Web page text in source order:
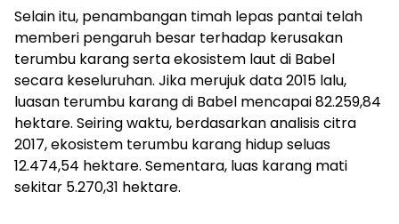
Selain itu, penambangan timah lepas pantai telah
memberi pengaruh besar terhadap kerusakan
terumbu karang serta ekosistem laut di Babel
secara keseluruhan. Jika merujuk data 2015 lalu,
luasan terumbu karang di Babel mencapai 82.259,84
hektare. Seiring waktu, berdasarkan analisis citra
2017, ekosistem terumbu karang hidup seluas
12.474,54 hektare. Sementara, luas karang mati
sekitar 5.270,31 hektare.